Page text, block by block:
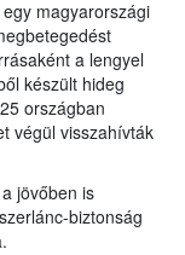
magyarországi
a lengyel
készült hideg
országban
végül visszahívták
jövőben is
biztonság